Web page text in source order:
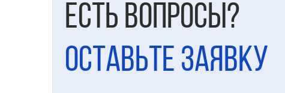
Есть вопросы?
Оставьте заявку